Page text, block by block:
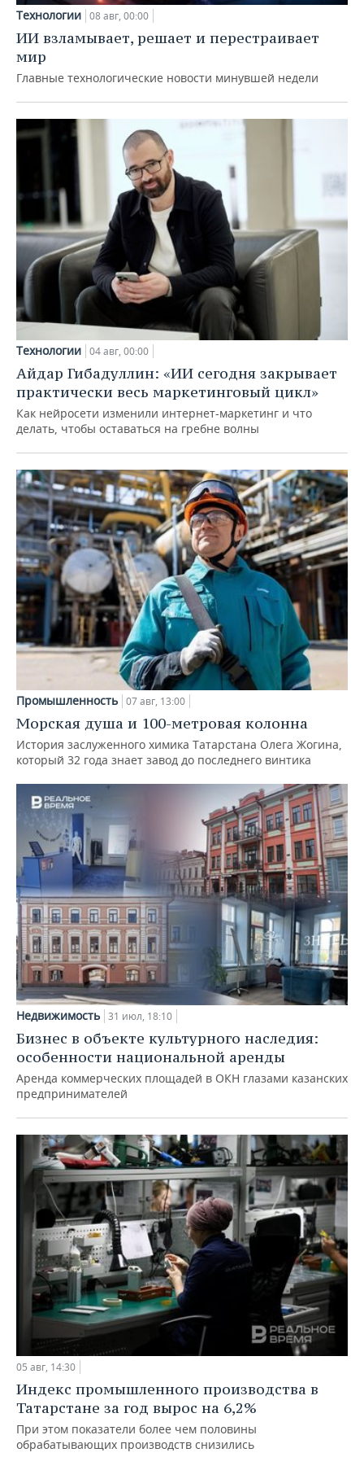
Технологии 08 авг, 00:00
ИИ взламывает, решает и перестраивает
мир
Главные технологические новости минувшей недели
Технологии 04 авг, 00:00
Айдар Гибадуллин: «ИИ сегодня закрывает
практически весь маркетинговый цикл»
Как нейросети изменили интернет-маркетинг и что
делать, чтобы оставаться на гребне волны
Промышленность 07 авг, 13:00
Морская душа и 100-метровая колонна
История заслуженного химика Татарстана Олега Жогина,
который 32 года знает завод до последнего винтика
Недвижимость 31 июл, 18:10
Бизнес в объекте культурного наследия:
особенности национальной аренды
Аренда коммерческих площадей в ОКН глазами казанских
предпринимателей
05 авг, 14:30
Индекс промышленного производства в
Татарстане за год вырос на 6,2%
При этом показатели более чем половины
обрабатывающих производств снизились